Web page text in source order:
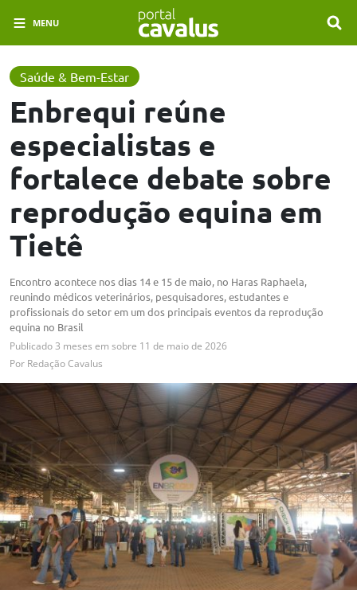
MENU
Saúde & Bem-Estar
Enbrequi reúne
especialistas e
fortalece debate sobre
reprodução equina em
Tietê
Encontro acontece nos dias 14 e 15 de maio, no Haras Raphaela,
reunindo médicos veterinários, pesquisadores, estudantes e
profissionais do setor em um dos principais eventos da reprodução
equina no Brasil
Publicado3 meses em sobre 11 de maio de 2026
Por Redação Cavalus